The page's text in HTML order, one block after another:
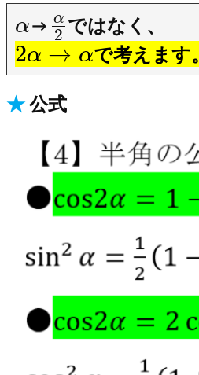
α→ α
2 ではなく、
2α → αで考えます。
★公式